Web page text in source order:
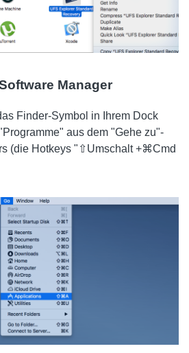
Manager
Finder-Symbol in Ihrem Dock
aus dem "Gehe zu"-
(die Hotkeys "⇧Umschalt +⌘Cmd